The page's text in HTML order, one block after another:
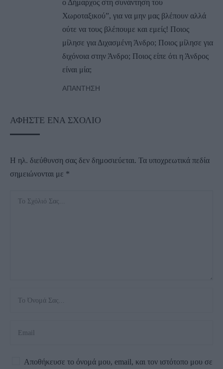
ο Δήμαρχος στη συνάντηση του
Χωροταξικού”, για να μην μας βλέπουν αλλά
ούτε να τους βλέπουμε και εμείς! Ποιος
μίλησε για Διχασμένη Άνδρο; Ποιος μίλησε για
διχόνοια στην Άνδρο; Ποιος είπε ότι η Άνδρος
είναι μία;
ΑΠΆΝΤΗΣΗ
ΑΦΉΣΤΕ ΈΝΑ ΣΧΌΛΙΟ
Η ηλ. διεύθυνση σας δεν δημοσιεύεται. Τα υποχρεωτικά πεδία
σημειώνονται με *
Αποθήκευσε το όνομά μου, email, και τον ιστότοπο μου σε